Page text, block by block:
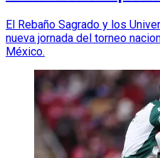
El Rebaño Sagrado y los
nueva jornada del torneo
México.